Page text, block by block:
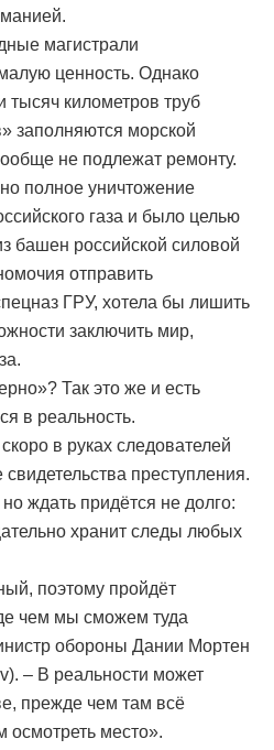
магистрали
ценность. Однако
тысяч километров труб
заполняются морской
не подлежат ремонту.
полное уничтожение
газа и было целью
башен российской силовой
отправить
ГРУ, хотела бы лишить
заключить мир,
Так это же и есть
в реальность.
в руках следователей
преступления.
ждать придётся не долго:
хранит следы любых
поэтому пройдёт
чем мы сможем туда
обороны Дании Мортен
– В реальности может
прежде чем там всё
осмотреть место».